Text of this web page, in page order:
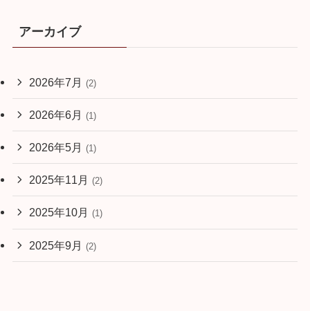
アーカイブ
2026年7月 (2)
2026年6月 (1)
2026年5月 (1)
2025年11月 (2)
2025年10月 (1)
2025年9月 (2)